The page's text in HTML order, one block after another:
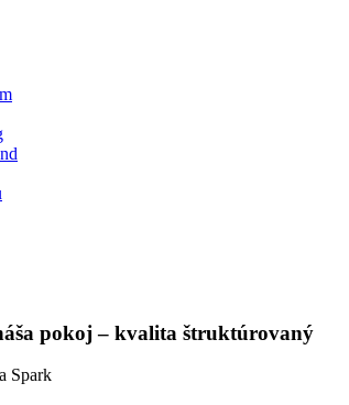
pokoj – kvalita štruktúrovaný
Spark